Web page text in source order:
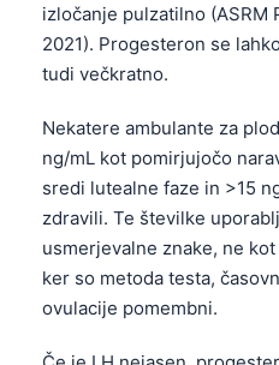
izločanje pulzatilno (ASRM
2021). Progesteron se
tudi večkratno.
Nekatere ambulante za
ng/mL kot pomirjujočo
sredi lutealne faze in >15
zdravili. Te številke
usmerjevalne znake, ne
ker so metoda testa,
ovulacije pomembni.